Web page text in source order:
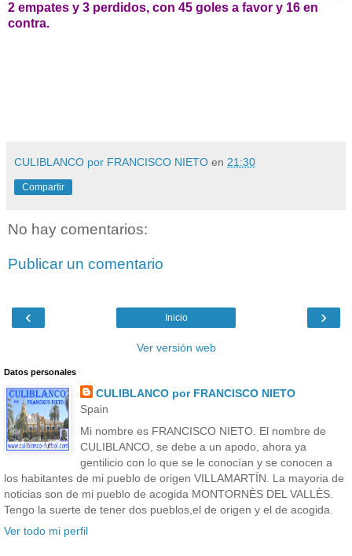
2 empates y 3 perdidos, con 45 goles a favor y 16 en
contra.
CULIBLANCO por FRANCISCO NIETO en 21:30
Compartir
No hay comentarios:
Publicar un comentario
‹ ›
Inicio
Ver versión web
Datos personales
CULIBLANCO por FRANCISCO NIETO
Spain
Mi nombre es FRANCISCO NIETO. El nombre de
CULIBLANCO, se debe a un apodo, ahora ya
gentilicio con lo que se le conocían y se conocen a
los habitantes de mi pueblo de origen VILLAMARTÍN. La mayoria de
noticias son de mi pueblo de acogida MONTORNÈS DEL VALLÈS.
Tengo la suerte de tener dos pueblos,el de origen y el de acogida.
Ver todo mi perfil